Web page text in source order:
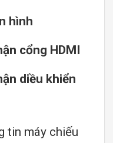
hình
cổng HDMI
diều khiển
tin máy chiếu